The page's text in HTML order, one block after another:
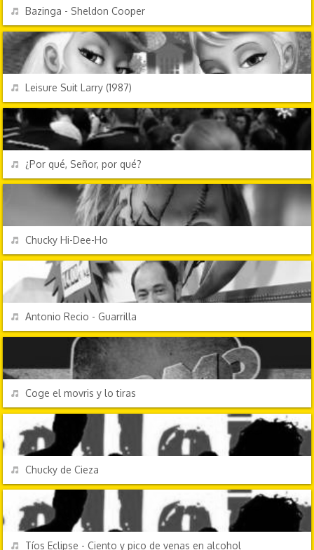
REPRODUCIR
Bazinga - Sheldon Cooper
REPRODUCIR
Leisure Suit Larry (1987)
REPRODUCIR
¿Por qué, Señor, por qué?
REPRODUCIR
Chucky Hi-Dee-Ho
REPRODUCIR
Antonio Recio - Guarrilla
REPRODUCIR
Coge el movris y lo tiras
REPRODUCIR
Chucky de Cieza
REPRODUCIR
Tíos Eclipse - Ciento y pico de venas en alcohol